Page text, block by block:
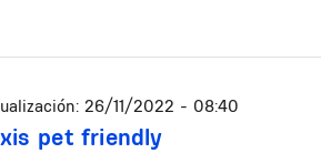
26/11/2022 - 08:40
pet friendly